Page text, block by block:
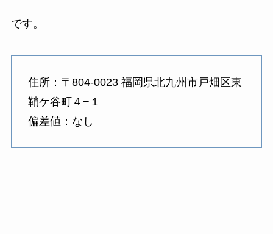
です。
住所：〒804-0023 福岡県北九州市戸畑区東
鞘ケ谷町４−１
偏差値：なし